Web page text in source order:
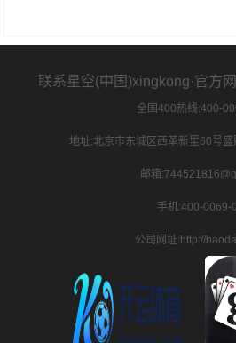
联系星空(中国)xingkong·官方
全国400热线:400-
地址:北京市东城区西革新里60号
邮箱
手机:400-0069-
公司网址:http://